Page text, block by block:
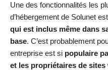
Une des fonctionnalités les
d’hébergement de Solunet
qui est inclus même dans
base. C’est probablement
entreprise est si populaire
et les propriétaires de